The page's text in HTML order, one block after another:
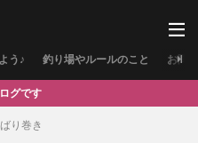
う♪ 釣り場やルールのこと お問
り巻き